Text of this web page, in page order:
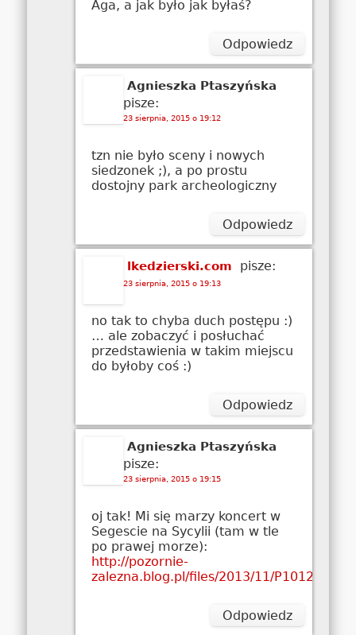
Aga, a jak było jak byłaś?
Odpowiedz
Agnieszka Ptaszyńska
pisze:
23 sierpnia, 2015 o 19:12
tzn nie było sceny i nowych
siedzonek ;), a po prostu
dostojny park archeologiczny
Odpowiedz
lkedzierski.com pisze:
23 sierpnia, 2015 o 19:13
no tak to chyba duch postępu :)
… ale zobaczyć i posłuchać
przedstawienia w takim miejscu
do byłoby coś :)
Odpowiedz
Agnieszka Ptaszyńska
pisze:
23 sierpnia, 2015 o 19:15
oj tak! Mi się marzy koncert w
Segescie na Sycylii (tam w tle
po prawej morze):
http://pozornie-
zalezna.blog.pl/files/2013/11/
Odpowiedz